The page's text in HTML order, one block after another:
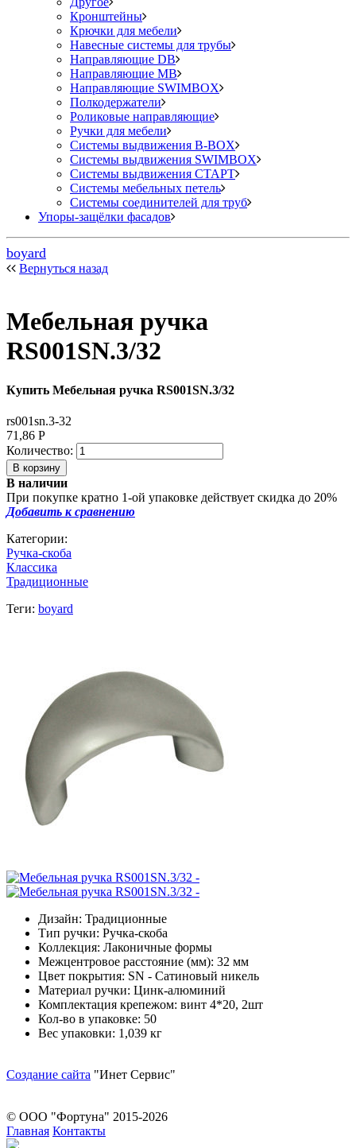
Кронштейны
Крючки для мебели
Навесные системы для трубы
Направляющие DB
Направляющие MB
Направляющие SWIMBOX
Полкодержатели
Роликовые направляющие
Ручки для мебели
Системы выдвижения B-BOX
Системы выдвижения SWIMBOX
Системы выдвижения СТАРТ
Системы мебельных петель
Системы соединителей для труб
Упоры-защёлки фасадов
boyard
Вернуться назад
Мебельная ручка
RS001SN.3/32
Купить Мебельная ручка RS001SN.3/32
rs001sn.3-32
71,86 Р
Количество:
В наличии
При покупке кратно 1-ой упаковке действует скидка до 20%
Добавить к сравнению
Категории:
Ручка-скоба
Классика
Традиционные
Теги: boyard
Дизайн: Традиционные
Тип ручки: Ручка-скоба
Коллекция: Лаконичные формы
Межцентровое расстояние (мм): 32 мм
Цвет покрытия: SN - Сатиновый никель
Материал ручки: Цинк-алюминий
Комплектация крепежом: винт 4*20, 2шт
Кол-во в упаковке: 50
Вес упаковки: 1,039 кг
Создание сайта "Инет Сервис"
© ООО "Фортуна" 2015-2026
Главная Контакты